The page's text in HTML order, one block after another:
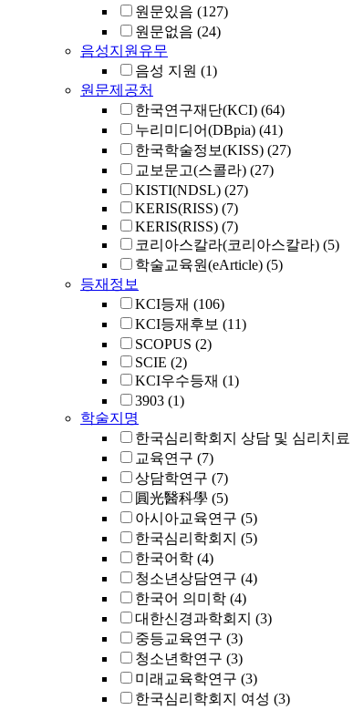
원문있음 (127)
원문없음 (24)
음성지원유무
음성 지원 (1)
원문제공처
한국연구재단(KCI) (64)
누리미디어(DBpia) (41)
한국학술정보(KISS) (27)
교보문고(스콜라) (27)
KISTI(NDSL) (27)
KERIS(RISS) (7)
KERIS(RISS) (7)
코리아스칼라(코리아스칼라) (5)
학술교육원(eArticle) (5)
등재정보
KCI등재 (106)
KCI등재후보 (11)
SCOPUS (2)
SCIE (2)
KCI우수등재 (1)
3903 (1)
학술지명
한국심리학회지 상담 및 심리치료
교육연구 (7)
상담학연구 (7)
圓光醫科學 (5)
아시아교육연구 (5)
한국심리학회지 (5)
한국어학 (4)
청소년상담연구 (4)
한국어 의미학 (4)
대한신경과학회지 (3)
중등교육연구 (3)
청소년학연구 (3)
미래교육학연구 (3)
한국심리학회지 여성 (3)